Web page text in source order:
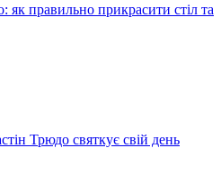
як правильно прикрасити стіл та
Трюдо святкує свій день